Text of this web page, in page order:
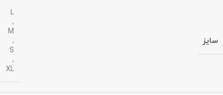
سایز
L
,
M
,
S
,
XL